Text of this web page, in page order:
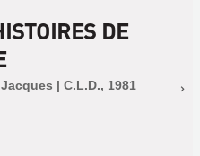
DE
| C.L.D., 1981